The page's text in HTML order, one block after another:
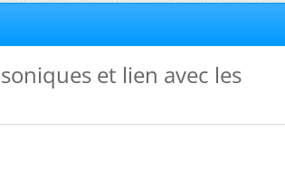
et lien avec les